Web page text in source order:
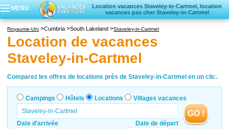
MENU
Location vacances Staveley-in-Cartmel, location
vacances pas cher Staveley-in-Cartmel
Locations vacances
Villages vacances
Royaume-Uni Cumbria South Lakeland Staveley-in-Cartmel
Location de vacances
Staveley-in-Cartmel
Comparez les offres de locations près de Staveley-in-Cartmel en un clic.
Campings Hôtels Locations Villages vacances
Date d'arrivée Date de départ
GO !